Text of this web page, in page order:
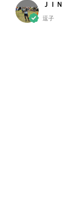
ＪＩＮ
逗子